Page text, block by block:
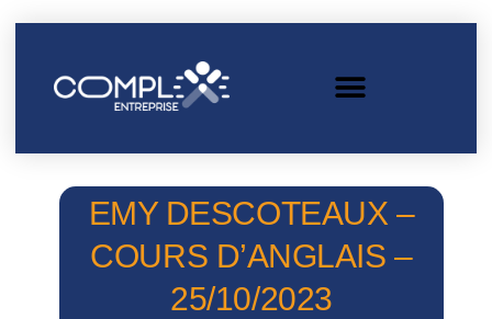
EMY DESCOTEAUX –
COURS D’ANGLAIS –
25/10/2023